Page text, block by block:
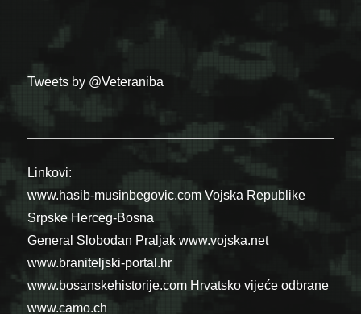
Tweets by @Veteraniba
Linkovi:
www.hasib-musinbegovic.com Vojska Republike
Srpske Herceg-Bosna
General Slobodan Praljak www.vojska.net
www.braniteljski-portal.hr
www.bosanskehistorije.com Hrvatsko vijeće odbrane
www.camo.ch